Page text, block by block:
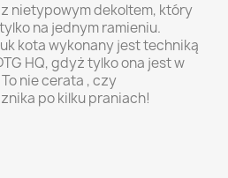
nietypowym dekoltem, który
na jednym ramieniu.
kota wykonany jest techniką
HQ, gdyż tylko ona jest w
nie cerata , czy
po kilku praniach!